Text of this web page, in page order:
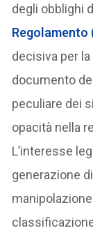
degli obblighi
Regolamento
decisiva per
documento
peculiare dei
opacità nella
L’interesse
generazione